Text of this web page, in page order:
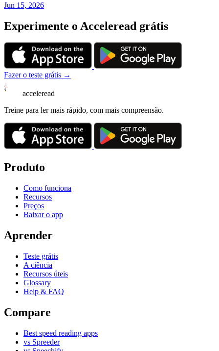
Jun 15, 2026
Experimente o Acceleread grátis
Fazer o teste grátis →
acceleread
Treine para ler mais rápido, com mais compreensão.
Produto
Como funciona
Recursos
Preços
Baixar o app
Aprender
Teste grátis
A ciência
Recursos úteis
Glossary
Help & FAQ
Compare
Best speed reading apps
vs Spreeder